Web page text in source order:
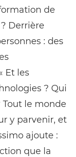
de
Derrière
: des
Et les
? Qui
le monde
y parvenir, et
ajoute :
que la